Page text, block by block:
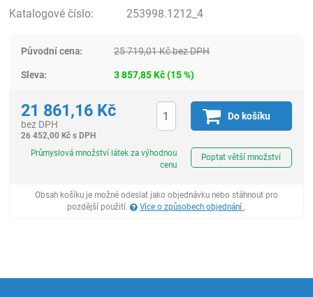
Katalogové číslo:
253998.1212_4
Původní cena: 25 719,01Kčbez DPH
Sleva: 3 857,85Kč(15%)
21 861,16 Kč
bez DPH
26 452,00 Kč s DPH
Do košíku
Průmyslová množství látek za výhodnou
cenu
Poptat větší množství
Obsah košíku je možné odeslat jako objednávku nebo stáhnout pro
pozdější použití.
Více o způsobech objednání